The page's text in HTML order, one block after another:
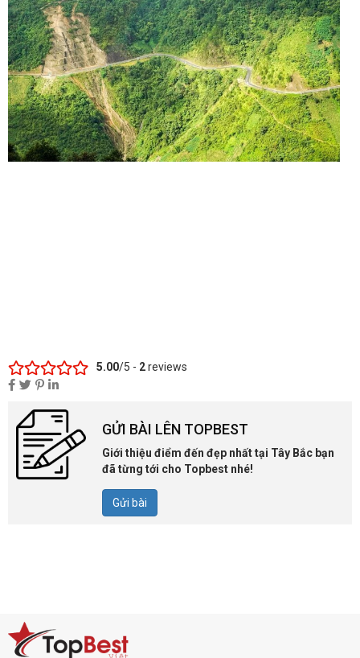
5.00/5 - 2reviews
GỬI BÀI LÊN TOPBEST
Giới thiệu điểm đến đẹp nhất tại Tây Bắc bạn
đã từng tới cho Topbest nhé!
Gửi bài